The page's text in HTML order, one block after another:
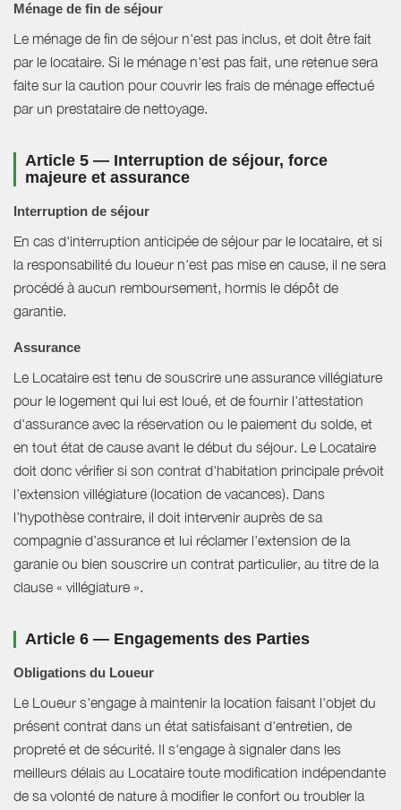
Ménage de fin de séjour
Le ménage de fin de séjour n'est pas inclus, et doit être fait
par le locataire. Si le ménage n'est pas fait, une retenue sera
faite sur la caution pour couvrir les frais de ménage effectué
par un prestataire de nettoyage.
Article 5 — Interruption de séjour, force
majeure et assurance
Interruption de séjour
En cas d'interruption anticipée de séjour par le locataire, et si
la responsabilité du loueur n'est pas mise en cause, il ne sera
procédé à aucun remboursement, hormis le dépôt de
garantie.
Assurance
Le Locataire est tenu de souscrire une assurance villégiature
pour le logement qui lui est loué, et de fournir l'attestation
d'assurance avec la réservation ou le paiement du solde, et
en tout état de cause avant le début du séjour. Le Locataire
doit donc vérifier si son contrat d'habitation principale prévoit
l’extension villégiature (location de vacances). Dans
l’hypothèse contraire, il doit intervenir auprès de sa
compagnie d’assurance et lui réclamer l’extension de la
garanie ou bien souscrire un contrat particulier, au titre de la
clause « villégiature ».
Article 6 — Engagements des Parties
Obligations du Loueur
Le Loueur s'engage à maintenir la location faisant l'objet du
présent contrat dans un état satisfaisant d'entretien, de
propreté et de sécurité. Il s'engage à signaler dans les
meilleurs délais au Locataire toute modification indépendante
de sa volonté de nature à modifier le confort ou troubler la